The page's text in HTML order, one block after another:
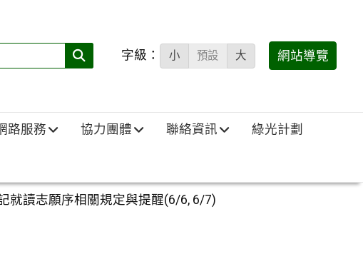
搜
填)：
字級： 小 預設 大 網站導覽
路服務 協力團體 聯絡資訊 綠光計劃
就讀志願序相關規定與提醒(6/6, 6/7)